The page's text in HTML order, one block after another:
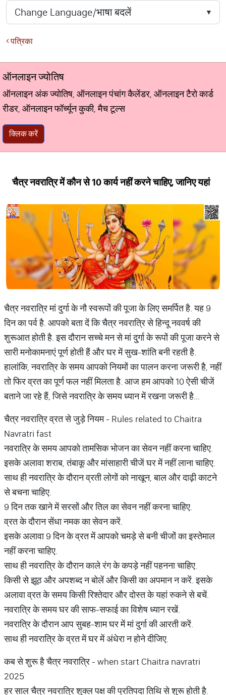
पत्रिका
ऑनलाइन ज्योतिष
ऑनलाइन अंक ज्योतिष, ऑनलाइन पंचांग कैलेंडर, ऑनलाइन टैरो कार्ड
रीडर, ऑनलाइन फॉर्च्यून कुकी, मैच टूल्स
क्लिक करें
चैत्र नवरात्रि में कौन से 10 कार्य नहीं करने चाहिए, जानिए यहां
चैत्र नवरात्रि मां दुर्गा के नौ स्वरूपों की पूजा के लिए समर्पित है. यह 9
दिन का पर्व है. आपको बता दें कि चैत्र नवरात्रि से हिन्दू नववर्ष की
शुरूआत होती है. इस दौरान सच्चे मन से मां दु्र्गा के रूपों की पूजा करने से
सारी मनोकामनाएं पूर्ण होती हैं और घर में सुख-शांति बनी रहती है.
हालांकि, नवरात्रि के समय आपको नियमों का पालन करना जरूरी है, नहीं
तो फिर व्रत का पूर्ण फल नहीं मिलता है. आज हम आपको 10 ऐसी चीजें
बताने जा रहे हैं, जिसे नवरात्रि के समय ध्यान में रखना जरूरी है...
चैत्र नवरात्रि व्रत से जुड़े नियम - Rules related to Chaitra
Navratri fast
नवरात्रि के समय आपको तामसिक भोजन का सेवन नहीं करना चाहिए.
इसके अलावा शराब, तंबाकू और मांसाहारी चीजें घर में नहीं लाना चाहिए.
साथ ही नवरात्रि के दौरान व्रती लोगों को नाखून, बाल और दाढ़ी काटने
से बचना चाहिए.
9 दिन तक खाने में सरसों और तिल का सेवन नहीं करना चाहिए.
व्रत के दौरान सेंधा नमक का सेवन करें.
इसके अलावा 9 दिन के व्रत में आपको चमड़े से बनी चीजों का इस्तेमाल
नहीं करना चाहिए.
साथ ही नवरात्रि के दौरान काले रंग के कपड़े नहीं पहनना चाहिए.
किसी से झूठ और अपशब्द न बोलें और किसी का अपमान न करें. इसके
अलावा व्रत के समय किसी रिश्तेदार और दोस्त के यहां रुकने से बचें.
नवरात्रि के समय घर की साफ-सफाई का विशेष ध्यान रखें.
नवरात्रि के दौरान आप सुबह-शाम घर में मां दुर्गा की आरती करें.
साथ ही नवरात्रि के व्रत में घर में अंधेरा न होने दीजिए.
कब से शुरू है चैत्र नवरात्रि - when start Chaitra navratri
2025
हर साल चैत्र नवरात्रि शुक्ल पक्ष की प्रतिपदा तिथि से शुरू होती है.